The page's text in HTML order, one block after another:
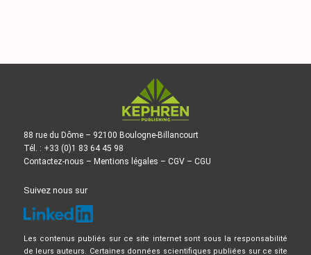
88 rue du Dôme – 92100 Boulogne-Billancourt
Tél. : +33 (0)1 83 64 45 98
Contactez-nous – Mentions légales – CGV– CGU
Suivez nous sur
Les contenus publiés sur ce site internet sont sous la responsabilité
de leurs auteurs. Certaines données scientifiques publiées sur ce site